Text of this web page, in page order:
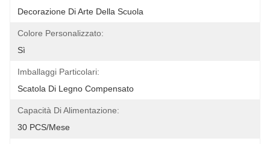
Decorazione Di Arte Della Scuola
Colore Personalizzato:
Sì
Imballaggi Particolari:
Scatola Di Legno Compensato
Capacità Di Alimentazione:
30 PCS/mese